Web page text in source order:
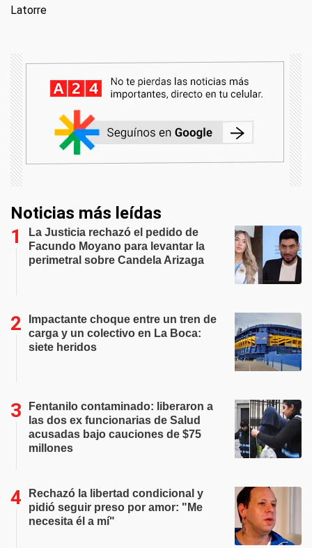
Latorre
Noticias más leídas
La Justicia rechazó el pedido de
Facundo Moyano para levantar la
perimetral sobre Candela Arizaga
Impactante choque entre un tren de
carga y un colectivo en La Boca:
siete heridos
Fentanilo contaminado: liberaron a
las dos ex funcionarias de Salud
acusadas bajo cauciones de $75
millones
Rechazó la libertad condicional y
pidió seguir preso por amor: "Me
necesita él a mí"